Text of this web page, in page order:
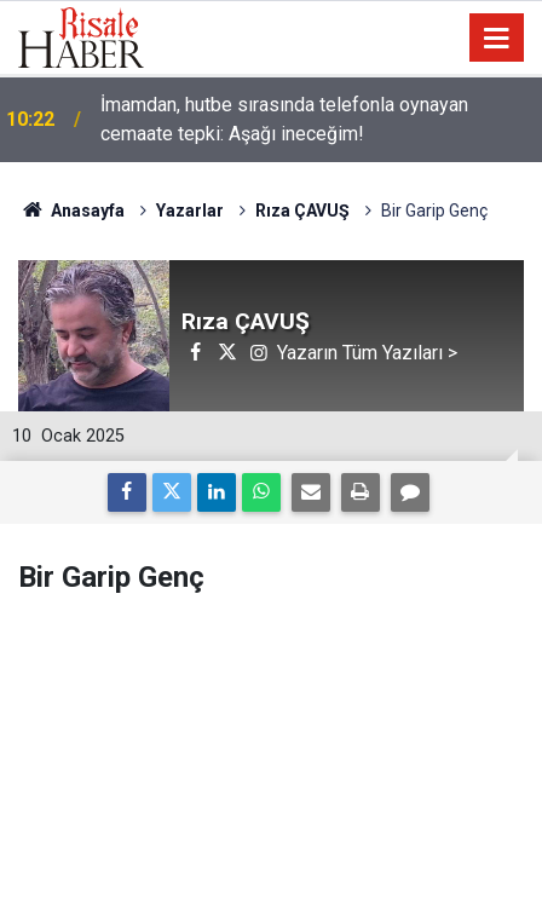
10:22
İmamdan, hutbe sırasında telefonla oynayan
cemaate tepki: Aşağı ineceğim!
Anasayfa Yazarlar Rıza ÇAVUŞ Bir Garip Genç
Rıza ÇAVUŞ
Yazarın Tüm Yazıları >
10 Ocak 2025
Bir Garip Genç